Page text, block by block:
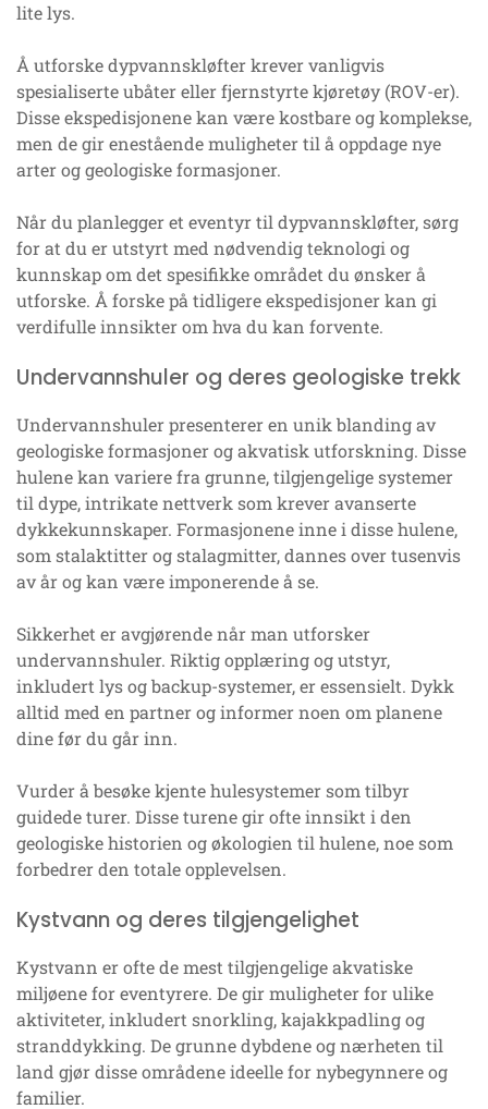
lite lys.
Å utforske dypvannskløfter krever vanligvis
spesialiserte ubåter eller fjernstyrte kjøretøy (ROV-er).
Disse ekspedisjonene kan være kostbare og komplekse,
men de gir enestående muligheter til å oppdage nye
arter og geologiske formasjoner.
Når du planlegger et eventyr til dypvannskløfter, sørg
for at du er utstyrt med nødvendig teknologi og
kunnskap om det spesifikke området du ønsker å
utforske. Å forske på tidligere ekspedisjoner kan gi
verdifulle innsikter om hva du kan forvente.
Undervannshuler og deres geologiske trekk
Undervannshuler presenterer en unik blanding av
geologiske formasjoner og akvatisk utforskning. Disse
hulene kan variere fra grunne, tilgjengelige systemer
til dype, intrikate nettverk som krever avanserte
dykkekunnskaper. Formasjonene inne i disse hulene,
som stalaktitter og stalagmitter, dannes over tusenvis
av år og kan være imponerende å se.
Sikkerhet er avgjørende når man utforsker
undervannshuler. Riktig opplæring og utstyr,
inkludert lys og backup-systemer, er essensielt. Dykk
alltid med en partner og informer noen om planene
dine før du går inn.
Vurder å besøke kjente hulesystemer som tilbyr
guidede turer. Disse turene gir ofte innsikt i den
geologiske historien og økologien til hulene, noe som
forbedrer den totale opplevelsen.
Kystvann og deres tilgjengelighet
Kystvann er ofte de mest tilgjengelige akvatiske
miljøene for eventyrere. De gir muligheter for ulike
aktiviteter, inkludert snorkling, kajakkpadling og
stranddykking. De grunne dybdene og nærheten til
land gjør disse områdene ideelle for nybegynnere og
familier.